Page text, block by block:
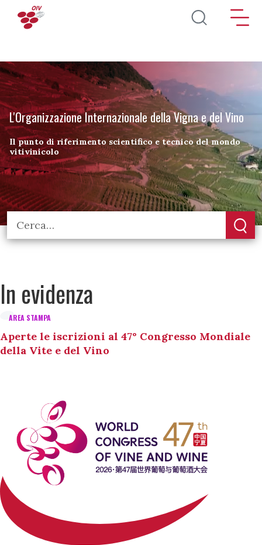
Salta al contenuto principale
L'Organizzazione Internazionale della Vigna e del Vino
Il punto di riferimento scientifico e tecnico del mondo
vitivinicolo
In evidenza
AREA STAMPA
Aperte le iscrizioni al 47° Congresso Mondiale
della Vite e del Vino